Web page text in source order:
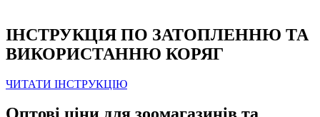
ІНСТРУКЦІЯ ПО ЗАТОПЛЕННЮ ТА
ВИКОРИСТАННЮ КОРЯГ
ЧИТАТИ ІНСТРУКЦІЮ